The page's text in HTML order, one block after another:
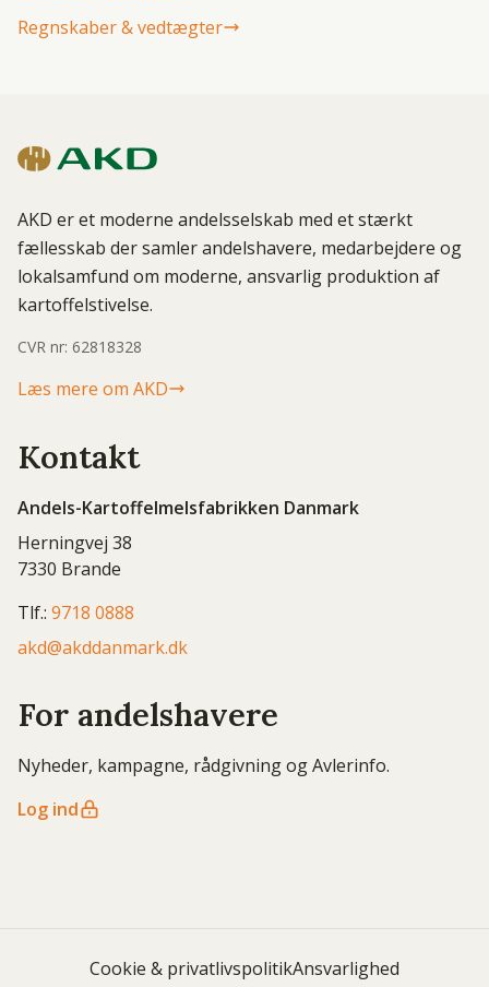
Regnskaber & vedtægter
AKD er et moderne andelsselskab med et stærkt
fællesskab der samler andelshavere, medarbejdere og
lokalsamfund om moderne, ansvarlig produktion af
kartoffelstivelse.
CVR nr: 62818328
Læs mere om AKD
Kontakt
Andels-Kartoffelmelsfabrikken Danmark
Herningvej 38
7330 Brande
Tlf.: 9718 0888
akd@akddanmark.dk
For andelshavere
Nyheder, kampagne, rådgivning og Avlerinfo.
Log ind
Cookie & privatlivspolitikAnsvarlighed